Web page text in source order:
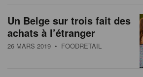
Un Belge sur trois fait des
achats à l’étranger
26 MARS 2019 • FOODRETAIL
i
o
n